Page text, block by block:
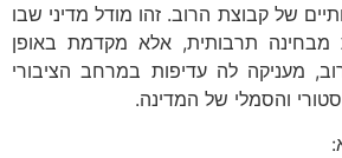
של קבוצת הרוב. זהו מודל מדיני שבו
תרבותית, אלא מקדמת באופן
לה עדיפות במרחב הציבורי
והסמלי של המדינה.